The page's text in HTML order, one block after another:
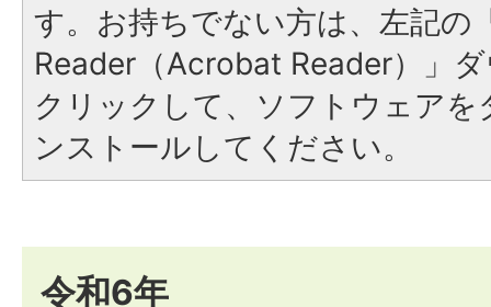
す。お持ちでない方は、左記の
Reader（Acrobat Reader）」
クリックして、ソフトウェア
ンストールしてください。
令和6年